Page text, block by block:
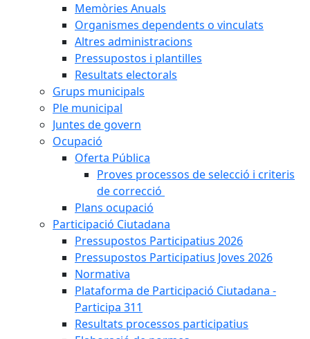
Memòries Anuals
Organismes dependents o vinculats
Altres administracions
Pressupostos i plantilles
Resultats electorals
Grups municipals
Ple municipal
Juntes de govern
Ocupació
Oferta Pública
Proves processos de selecció i criteris
de correcció
Plans ocupació
Participació Ciutadana
Pressupostos Participatius 2026
Pressupostos Participatius Joves 2026
Normativa
Plataforma de Participació Ciutadana -
Participa 311
Resultats processos participatius